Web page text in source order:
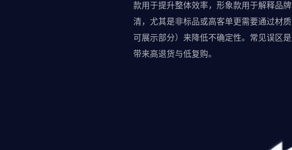
款用于提升整体效率，形象款用于解释品
清，尤其是非标品或高客单更需要通过材
可展示部分）来降低不确定性。常见误区
带来高退货与低复购。